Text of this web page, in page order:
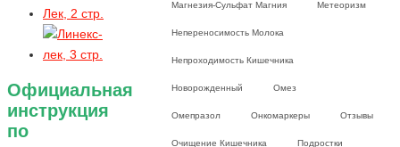
Официальная
инструкция
по
Магнезия-Сульфат Магния Метеоризм
Непереносимость Молока
Непроходимость Кишечника
Новорожденный Омез
Омепразол Онкомаркеры Отзывы
Очищение Кишечника Подростки